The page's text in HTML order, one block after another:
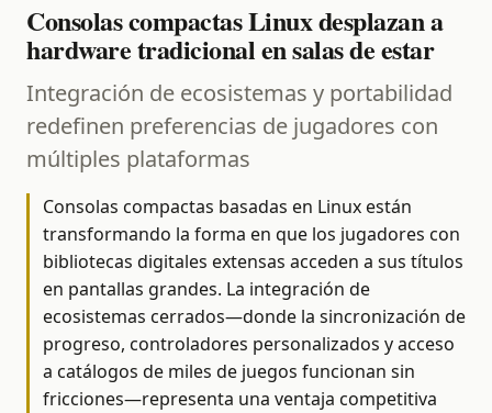
Consolas compactas Linux desplazan a
hardware tradicional en salas de estar
Integración de ecosistemas y portabilidad
redefinen preferencias de jugadores con
múltiples plataformas
Consolas compactas basadas en Linux están
transformando la forma en que los jugadores con
bibliotecas digitales extensas acceden a sus títulos
en pantallas grandes. La integración de
ecosistemas cerrados—donde la sincronización de
progreso, controladores personalizados y acceso
a catálogos de miles de juegos funcionan sin
fricciones—representa una ventaja competitiva